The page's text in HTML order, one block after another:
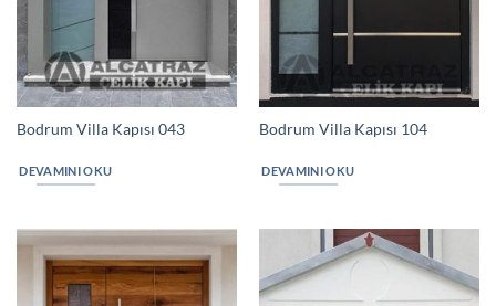
Bodrum Villa Kapısı 043
DEVAMINI OKU
Bodrum Villa Kapısı 104
DEVAMINI OKU